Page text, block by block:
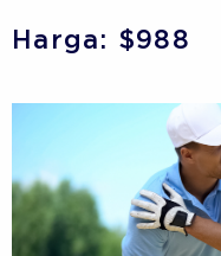
Harga: $988